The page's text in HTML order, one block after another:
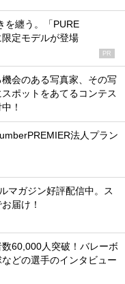
を纏う。「PURE
定モデルが登場
PR
会のある写真家、その写
ポットをあてるコンテス
！
法人プラン
マガジン好評配信中。ス
届け！
60,000人突破！バレーボ
どの選手のインタビュー